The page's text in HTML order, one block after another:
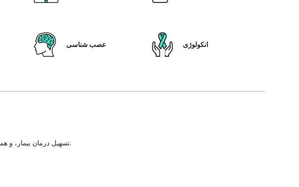
عصب شناسی انکولوژی
تسهیل درمان بیمار، و همچنین فعال کردن آن با راه حل های مبتنی بر فناوری، سیستم مراقبت از بیمار و شفافیت در هر مرحله از سفر درمان.